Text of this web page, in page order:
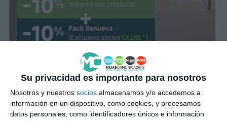
Su privacidad es importante para nosotros
Nosotros y nuestros socios almacenamos y/o accedemos a
información en un dispositivo, como cookies, y procesamos
datos personales, como identificadores únicos e información